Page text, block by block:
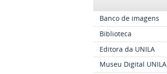
Banco de imagens
Biblioteca
Editora da UNILA
Museu Digital UNILA